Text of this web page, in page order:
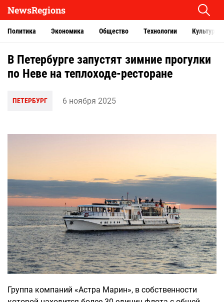
NewsRegions
Политика Экономика Общество Технологии Культура
В Петербурге запустят зимние прогулки
по Неве на теплоходе-ресторане
ПЕТЕРБУРГ 6 ноября 2025
Группа компаний «Астра Марин», в собственности